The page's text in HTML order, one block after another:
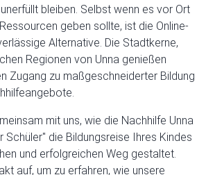
bleiben. Selbst wenn es vor Ort
geben sollte, ist die Online-
Alternative. Die Stadtkerne,
Regionen von Unna genießen
Zugang zu maßgeschneiderter Bildung
mit uns, wie die Nachhilfe Unna
Schüler" die Bildungsreise Ihres Kindes
und erfolgreichen Weg gestaltet.
auf, um zu erfahren, wie unsere